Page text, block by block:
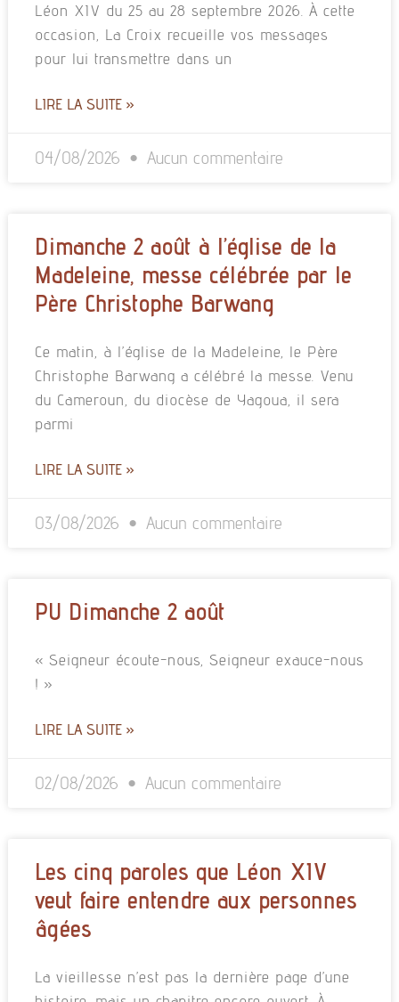
Léon XIV du 25 au 28 septembre 2026. À cette
occasion, La Croix recueille vos messages
pour lui transmettre dans un
LIRE LA SUITE »
04/08/2026 Aucun commentaire
Dimanche 2 août à l’église de la
Madeleine, messe célébrée par le
Père Christophe Barwang
Ce matin, à l’église de la Madeleine, le Père
Christophe Barwang a célébré la messe. Venu
du Cameroun, du diocèse de Yagoua, il sera
parmi
LIRE LA SUITE »
03/08/2026 Aucun commentaire
PU Dimanche 2 août
« Seigneur écoute-nous, Seigneur exauce-nous
! »
LIRE LA SUITE »
02/08/2026 Aucun commentaire
Les cinq paroles que Léon XIV
veut faire entendre aux personnes
âgées
La vieillesse n’est pas la dernière page d’une